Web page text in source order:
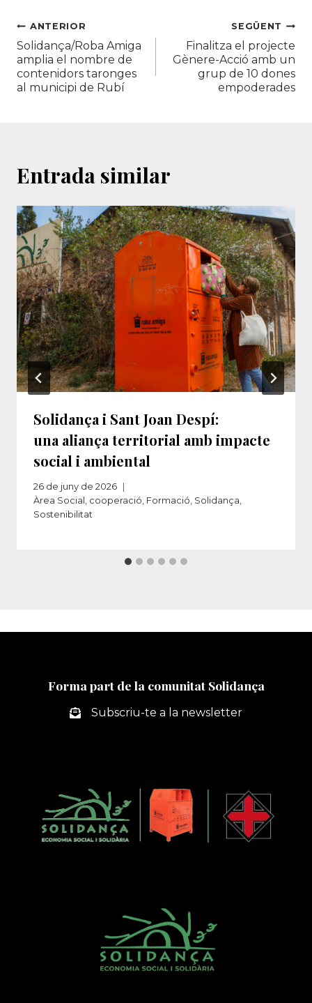
Navegació
d'entrades
ANTERIOR
Solidança/Roba Amiga
amplia el nombre de
contenidors taronges
al municipi de Rubí
SEGÜENT
Finalitza el projecte
Gènere-Acció amb un
grup de 10 dones
empoderades
Entrada similar
Solidança i Sant Joan Despí:
una aliança territorial amb impacte
social i ambiental
26 de juny de 2026
Àrea Social , cooperació, Formació, Solidança,
Sostenibilitat
Forma part de la comunitat Solidança
Subscriu-te a la newsletter